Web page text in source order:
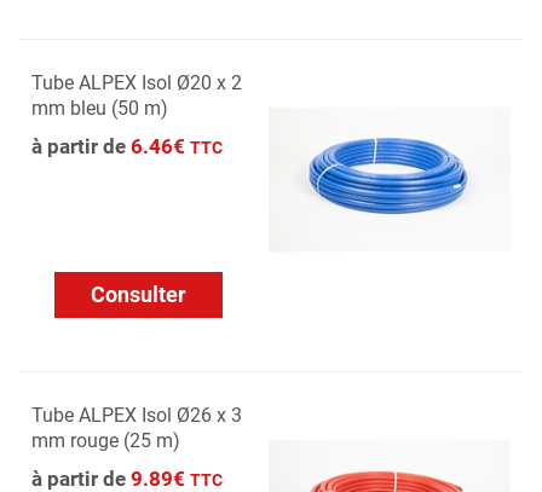
Tube ALPEX Isol Ø20 x 2
mm bleu (50 m)
à partir de 6.46€ TTC
Consulter
Tube ALPEX Isol Ø26 x 3
mm rouge (25 m)
à partir de 9.89€ TTC